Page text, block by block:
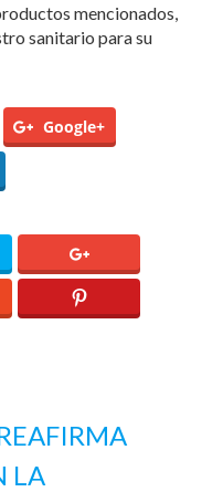
mencionados,
sanitario para su
Google+
LA